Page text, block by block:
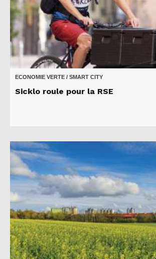
ECONOMIE VERTE / SMART CITY
Sicklo roule pour la RSE